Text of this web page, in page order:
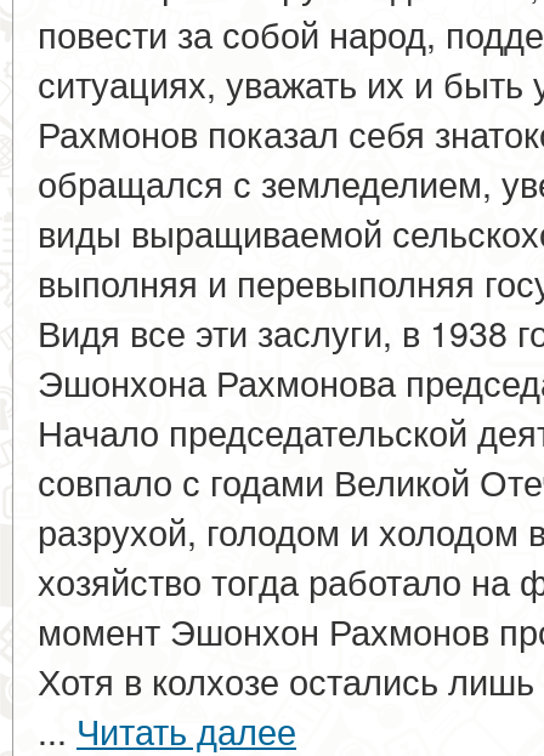
повести за собой народ,
ситуациях, уважать их и
Рахмонов показал себя
обращался с земледелием,
виды выращиваемой
выполняя и перевыполняя
Видя все эти заслуги, в 1938
Эшонхона Рахмонова
Начало председательской
совпало с годами Великой
разрухой, голодом и холодом
хозяйство тогда работало на
момент Эшонхон Рахмонов
Хотя в колхозе остались
... Читать далее